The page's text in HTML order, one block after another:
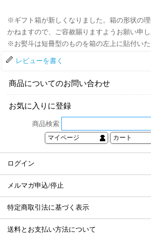
※ギフト箱が新しくなりました。箱の形状の
かねますので、ご容赦賜りますようお願い申し
※お熨斗は短冊型のものを箱の左上に貼付いた
レビューを書く
商品についてのお問い合わせ
お気に入りに登録
商品検索
マイページ カート
ログイン
メルマガ申込/停止
特定商取引法に基づく表示
送料とお支払い方法について